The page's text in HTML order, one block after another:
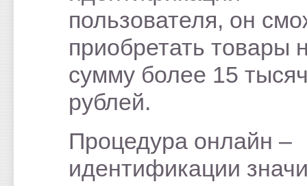
пользователя, он
приобретать товары
сумму более 15
рублей.
Процедура онлайн –
идентификации